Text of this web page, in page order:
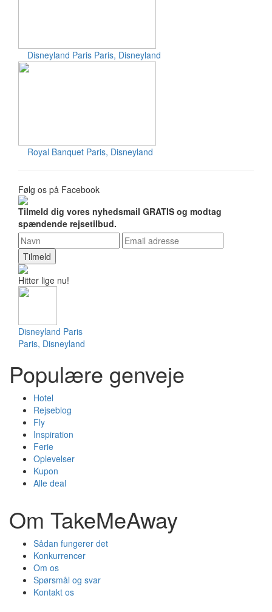
Disneyland Paris Paris, Disneyland
Royal Banquet Paris, Disneyland
Følg os på Facebook
Tilmeld dig vores nyhedsmail GRATIS og modtag
spændende rejsetilbud.
Tilmeld
Hitter lige nu!
Disneyland Paris
Paris, Disneyland
Populære genveje
Hotel
Rejseblog
Fly
Inspiration
Ferie
Oplevelser
Kupon
Alle deal
Om TakeMeAway
Sådan fungerer det
Konkurrencer
Om os
Spørsmål og svar
Kontakt os